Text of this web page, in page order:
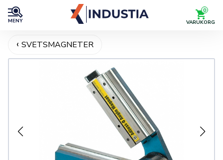
MENY
0
VARUKORG
SVETSMAGNETER